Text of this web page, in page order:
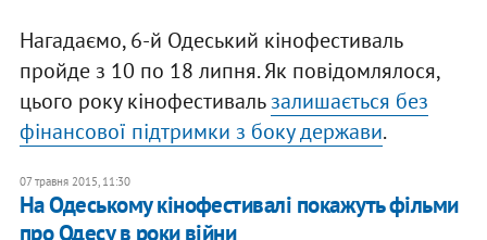
Нагадаємо, 6-й Одеський кінофестиваль
пройде з 10 по 18 липня. Як повідомлялося,
цього року кінофестивальзалишається без
фінансової підтримки з боку держави.
07 травня 2015, 11:30
На Одеському кінофестивалі покажуть фільми
про Одесу в роки війни